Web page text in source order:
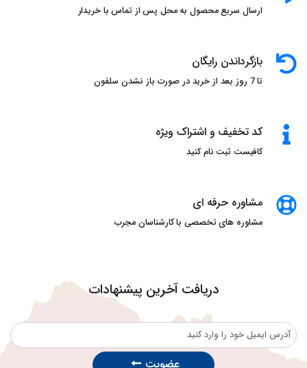
ارسال سریع محصول به محل پس از تماس با خریدار
بازگرداندن رایگان
تا 7 روز بعد از خرید در صورت باز نشدن سلفون
کد تخفیف و اشتراک ویژه
کافیست ثبت نام کنید
مشاوره حرفه ای
مشاوره های تخصصی با کارشناسان مجرب
دریافت آخرین پیشنهادات
عضویت